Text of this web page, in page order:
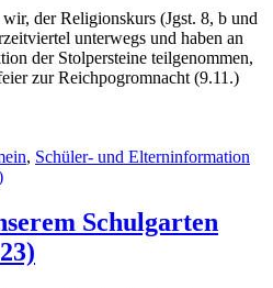
der Religionskurs (Jgst. 8, b und
unterwegs und haben an
der Stolpersteine teilgenommen,
zur Reichpogromnacht (9.11.)
, Schüler- und Elterninformation
Schulgarten